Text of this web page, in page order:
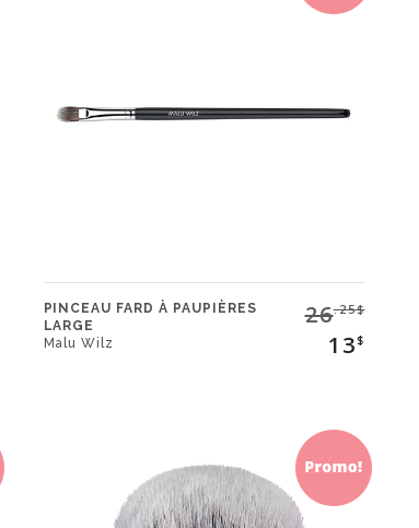
PINCEAU FARD À PAUPIÈRES
LARGE
Malu Wilz
26.25$
13$